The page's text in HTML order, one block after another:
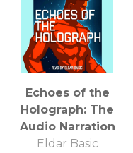
Echoes of the
Holograph: The
Audio Narration
Eldar Basic